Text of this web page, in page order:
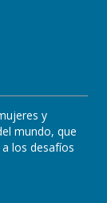
y
mundo, que
los desafíos